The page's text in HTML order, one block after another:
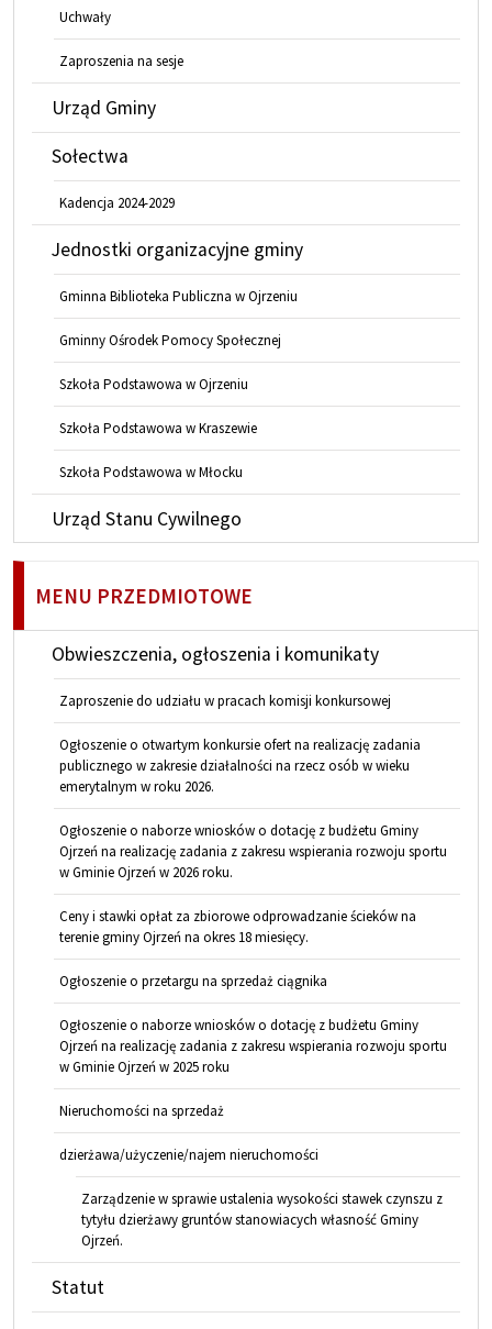
Uchwały
Zaproszenia na sesje
Urząd Gminy
Sołectwa
Kadencja 2024-2029
Jednostki organizacyjne gminy
Gminna Biblioteka Publiczna w Ojrzeniu
Gminny Ośrodek Pomocy Społecznej
Szkoła Podstawowa w Ojrzeniu
Szkoła Podstawowa w Kraszewie
Szkoła Podstawowa w Młocku
Urząd Stanu Cywilnego
MENU PRZEDMIOTOWE
Obwieszczenia, ogłoszenia i komunikaty
Zaproszenie do udziału w pracach komisji konkursowej
Ogłoszenie o otwartym konkursie ofert na realizację zadania
publicznego w zakresie działalności na rzecz osób w wieku
emerytalnym w roku 2026.
Ogłoszenie o naborze wniosków o dotację z budżetu Gminy
Ojrzeń na realizację zadania z zakresu wspierania rozwoju sportu
w Gminie Ojrzeń w 2026 roku.
Ceny i stawki opłat za zbiorowe odprowadzanie ścieków na
terenie gminy Ojrzeń na okres 18 miesięcy.
Ogłoszenie o przetargu na sprzedaż ciągnika
Ogłoszenie o naborze wniosków o dotację z budżetu Gminy
Ojrzeń na realizację zadania z zakresu wspierania rozwoju sportu
w Gminie Ojrzeń w 2025 roku
Nieruchomości na sprzedaż
dzierżawa/użyczenie/najem nieruchomości
Zarządzenie w sprawie ustalenia wysokości stawek czynszu z
tytyłu dzierżawy gruntów stanowiacych własność Gminy
Ojrzeń.
Statut